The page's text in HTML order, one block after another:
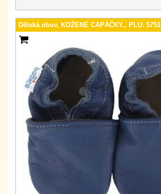
Dětská obuv, KOŽENÉ CAPÁČKY., PLU: 5751